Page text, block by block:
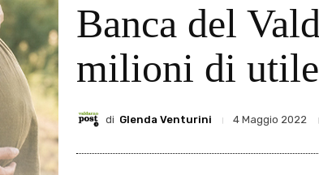
Banca del
milioni di
di Glenda Venturini 4 Maggio 2022